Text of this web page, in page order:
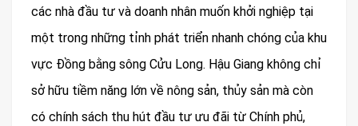
các nhà đầu tư và doanh nhân muốn khởi nghiệp tại
một trong những tỉnh phát triển nhanh chóng của khu
vực Đồng bằng sông Cửu Long. Hậu Giang không chỉ
sở hữu tiềm năng lớn về nông sản, thủy sản mà còn
có chính sách thu hút đầu tư ưu đãi từ Chính phủ,